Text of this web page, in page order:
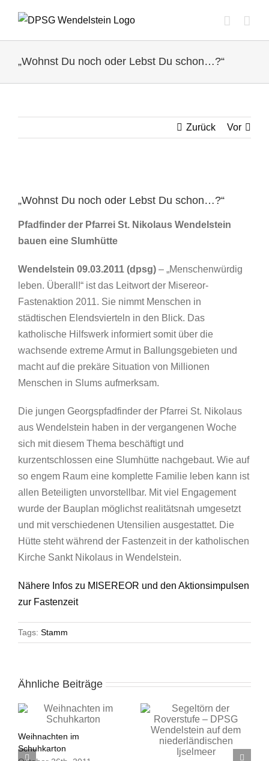
Inhalt
springen
„Wohnst Du noch oder Lebst Du schon…?“
Zurück Vor
grösseres
„Wohnst Du noch oder Lebst Du schon…?“
Pfadfinder der Pfarrei St. Nikolaus Wendelstein
bauen eine Slumhütte
Wendelstein 09.03.2011 (dpsg) – „Menschenwürdig
leben. Überall!“ ist das Leitwort der Misereor-
Fastenaktion 2011. Sie nimmt Menschen in
städtischen Elendsvierteln in den Blick. Das
katholische Hilfswerk informiert somit über die
wachsende extreme Armut in Ballungsgebieten und
macht auf die prekäre Situation von Millionen
Menschen in Slums aufmerksam.
Die jungen Georgspfadfinder der Pfarrei St. Nikolaus
aus Wendelstein haben in der vergangenen Woche
sich mit diesem Thema beschäftigt und
kurzentschlossen eine Slumhütte nachgebaut. Wie auf
so engem Raum eine komplette Familie leben kann ist
allen Beteiligten unvorstellbar. Mit viel Engagement
wurde der Bauplan möglichst realitätsnah umgesetzt
und mit verschiedenen Utensilien ausgestattet. Die
Hütte steht während der Fastenzeit in der katholischen
Kirche Sankt Nikolaus in Wendelstein.
Nähere Infos zu MISEREOR und den Aktionsimpulsen
zur Fastenzeit
Tags: Stamm
Ähnliche Beiträge
Weihnachten im
Schuhkarton